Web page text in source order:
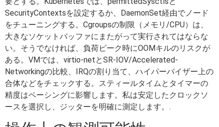
SecurityContextsを設定するか、DaemonSet経由でノード
をチューニングする。Cgroupsの制限（メモリ/CPU）は、
大きなソケットバッファにまたがって実行されてはならな
い。そうでなければ、負荷ピーク時にOOMキルのリスクが
ある。VMでは、virtio-netとSR-IOV/Accelerated-
Networkingの比較、IRQの割り当て、ハイパーバイザー上の
合体などをチェックする。スティールタイムとタイマーの
精度はペーシングに影響します。私は安定したクロックソ
ースを選択し、ジッターを明確に測定します。.